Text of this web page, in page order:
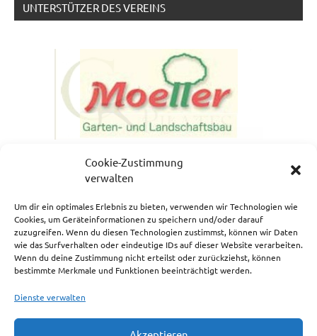
Cookie-Zustimmung
verwalten
Um dir ein optimales Erlebnis zu bieten, verwenden wir Technologien wie
Cookies, um Geräteinformationen zu speichern und/oder darauf
zuzugreifen. Wenn du diesen Technologien zustimmst, können wir Daten
wie das Surfverhalten oder eindeutige IDs auf dieser Website verarbeiten.
Wenn du deine Zustimmung nicht erteilst oder zurückziehst, können
bestimmte Merkmale und Funktionen beeinträchtigt werden.
Dienste verwalten
UNTERSTÜTZER DES VEREINS
NEWSLETTERANMELDUNG